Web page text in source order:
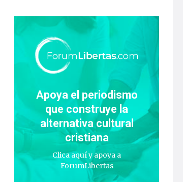
Apoya el periodismo
que construye la
alternativa cultural
cristiana
Clica aquí y apoya a
ForumLibertas